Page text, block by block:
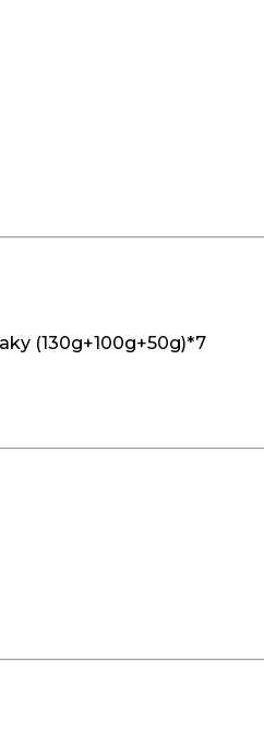
(130g+100g+50g)*7